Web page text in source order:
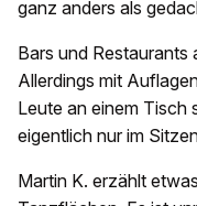
ganz anders als
Bars und
Allerdings mit
Leute an einem Tisch
eigentlich nur im
Martin K. erzählt